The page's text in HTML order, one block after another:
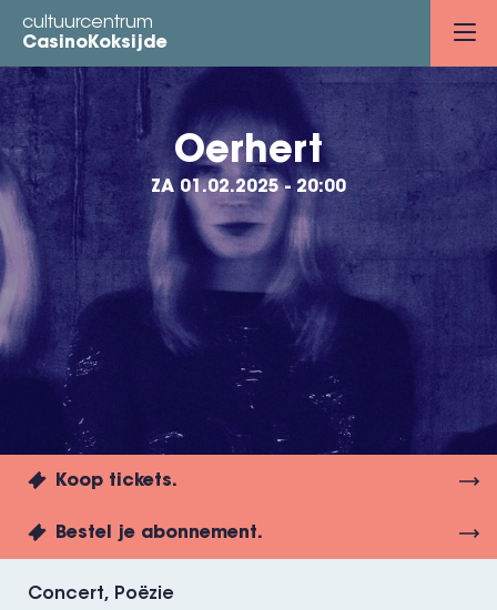
Overslaan
naar
de
inhoud
gaan
cultuurcentrum
CasinoKoksijde
Oerhert
ZA 01.02.2025 - 20:00
Koop tickets.
Bestel je abonnement.
Concert
Poëzie